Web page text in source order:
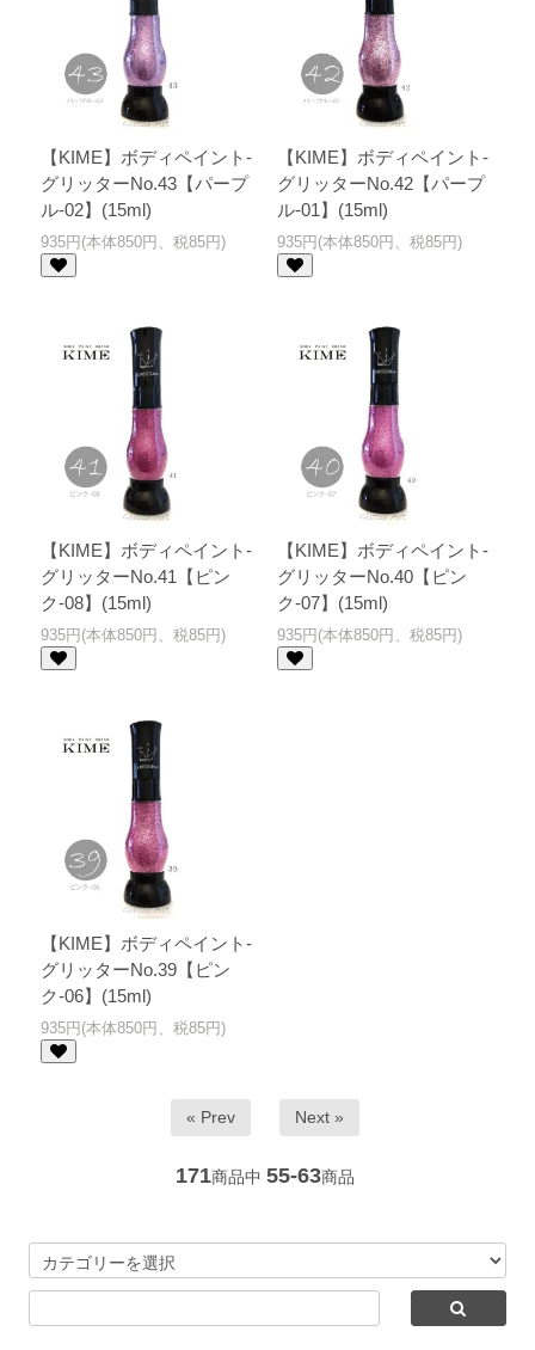
【KIME】ボディペイント-
グリッターNo.43【パープ
ル-02】(15ml)
935円(本体850円、税85円)
【KIME】ボディペイント-
グリッターNo.42【パープ
ル-01】(15ml)
935円(本体850円、税85円)
【KIME】ボディペイント-
グリッターNo.41【ピン
ク-08】(15ml)
935円(本体850円、税85円)
【KIME】ボディペイント-
グリッターNo.40【ピン
ク-07】(15ml)
935円(本体850円、税85円)
【KIME】ボディペイント-
グリッターNo.39【ピン
ク-06】(15ml)
935円(本体850円、税85円)
« Prev Next »
171商品中 55-63商品